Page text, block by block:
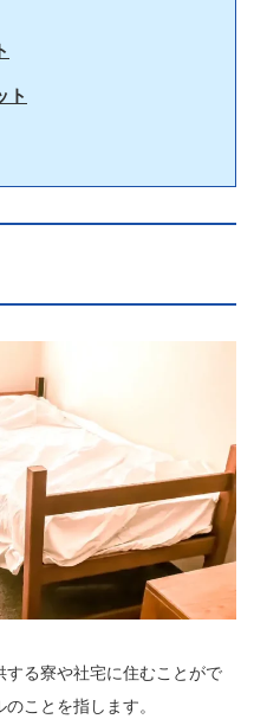
ト
る寮や社宅に住むことがで
ことを指します。